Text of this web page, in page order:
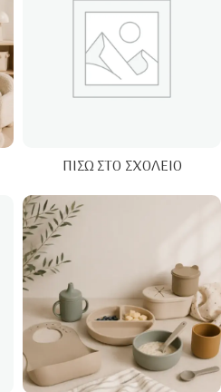
ΠΊΣΩ ΣΤΟ ΣΧΟΛΕΊΟ